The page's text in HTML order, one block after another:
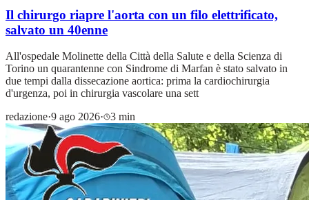
Il chirurgo riapre l'aorta con un filo elettrificato,
salvato un 40enne
All'ospedale Molinette della Città della Salute e della Scienza di
Torino un quarantenne con Sindrome di Marfan è stato salvato in
due tempi dalla dissecazione aortica: prima la cardiochirurgia
d'urgenza, poi in chirurgia vascolare una sett
redazione·9 ago 2026· 3 min